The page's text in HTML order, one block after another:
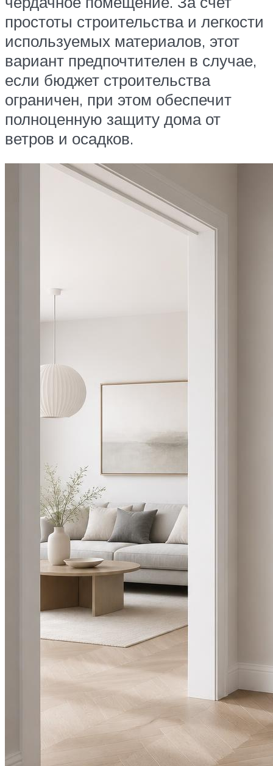
простоты строительства и легкости
используемых материалов, этот
вариант предпочтителен в случае,
если бюджет строительства
ограничен, при этом обеспечит
полноценную защиту дома от
ветров и осадков.